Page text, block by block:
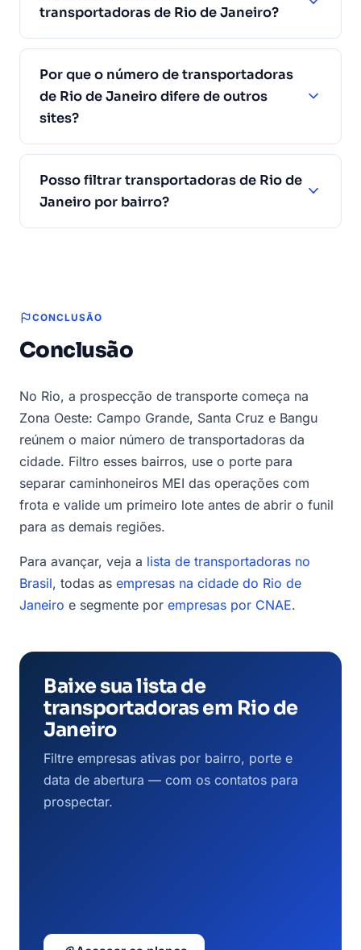
transportadoras de Rio de Janeiro?
Por que o número de transportadoras
de Rio de Janeiro difere de outros
sites?
Posso filtrar transportadoras de Rio de
Janeiro por bairro?
CONCLUSÃO
Conclusão
No Rio, a prospecção de transporte começa na
Zona Oeste: Campo Grande, Santa Cruz e Bangu
reúnem o maior número de transportadoras da
cidade. Filtro esses bairros, use o porte para
separar caminhoneiros MEI das operações com
frota e valide um primeiro lote antes de abrir o funil
para as demais regiões.
Para avançar, veja a lista de transportadoras no
Brasil, todas as empresas na cidade do Rio de
Janeiro e segmente por empresas por CNAE.
Baixe sua lista de
transportadoras em Rio de
Janeiro
Filtre empresas ativas por bairro, porte e
data de abertura — com os contatos para
prospectar.